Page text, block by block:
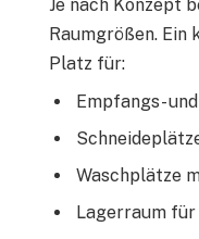
Je nach Konzept
Raumgrößen. Ein
Platz für:
Empfangs-
Waschplätze
Lagerraum